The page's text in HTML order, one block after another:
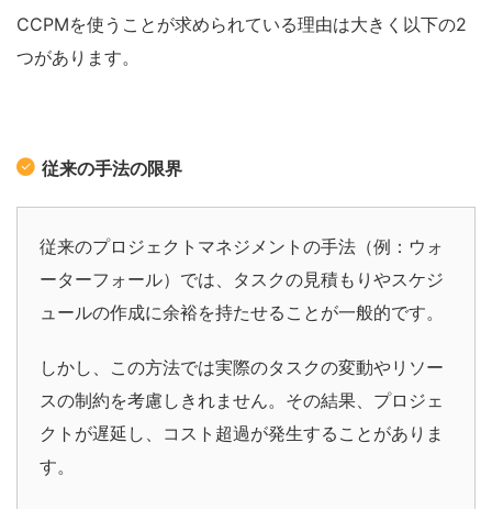
CCPMを使うことが求められている理由は大きく以下の2
つがあります。
従来の手法の限界
従来のプロジェクトマネジメントの手法（例：ウォ
ーターフォール）では、タスクの見積もりやスケジ
ュールの作成に余裕を持たせることが一般的です。
しかし、この方法では実際のタスクの変動やリソー
スの制約を考慮しきれません。その結果、プロジェ
クトが遅延し、コスト超過が発生することがありま
す。